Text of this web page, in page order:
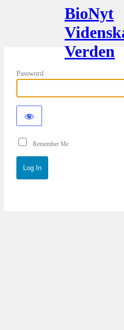
BioNyt
Verden
Password
Remember Me